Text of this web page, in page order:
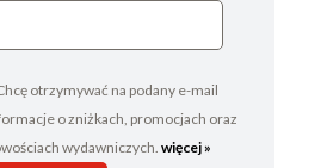
otrzymywać na podany e-mail
o zniżkach, promocjach oraz
wydawniczych. więcej »